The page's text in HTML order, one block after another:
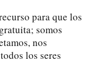
para que los
somos
nos
los seres